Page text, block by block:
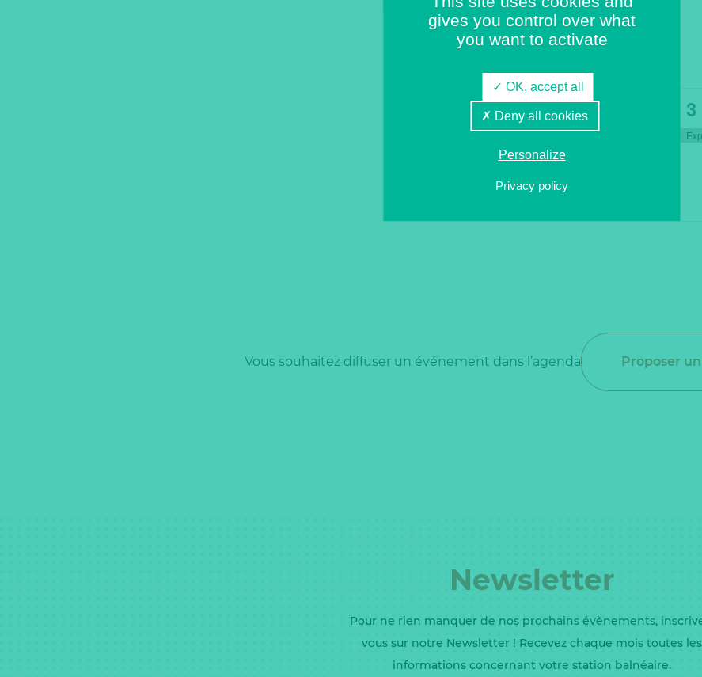
évènement,
0
évènement,
30
0
évènement,
1
1
3
Vous souhaitez diffuser un événement dans l’agenda Proposer
Newsletter
Pour ne rien manquer de nos prochains évènements,
vous sur notre Newsletter ! Recevez chaque mois toutes les
informations concernant votre station balnéaire.
gives you control over what
you want to activate
OK, accept all
Deny all cookies
Personalize
Privacy policy